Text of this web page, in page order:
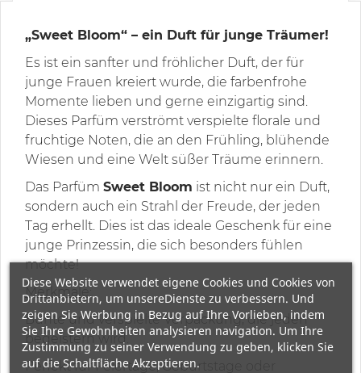
„Sweet Bloom“ – ein Duft für junge Träumer!
Es ist ein sanfter und fröhlicher Duft, der für
junge Frauen kreiert wurde, die farbenfrohe
Momente lieben und gerne einzigartig sind.
Dieses Parfüm verströmt verspielte florale und
fruchtige Noten, die an den Frühling, blühende
Wiesen und eine Welt süßer Träume erinnern.
Das Parfüm Sweet Bloom ist nicht nur ein Duft,
sondern auch ein Strahl der Freude, der jeden
Tag erhellt. Dies ist das ideale Geschenk für eine
junge Prinzessin, die sich besonders fühlen
möchte!
Merkmale:
Bunte und verspielte Verpackung, die jeden
begeistern wird.
Perfekt für Feiertage, Geburtstage oder
Diese Website verwendet eigene Cookies und Cookies von
Drittanbietern, um unsereDienste zu verbessern. Und
zeigen Sie Werbung in Bezug auf Ihre Vorlieben, indem
Sie Ihre Gewohnheiten analysieren navigation. Um Ihre
Zustimmung zu seiner Verwendung zu geben, klicken Sie
auf die Schaltfläche Akzeptieren.